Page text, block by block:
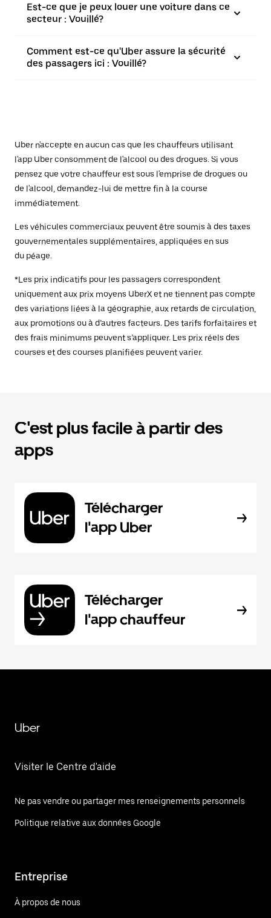
Est-ce que je peux louer une voiture dans ce
secteur : Vouillé?
Comment est-ce qu'Uber assure la sécurité
des passagers ici : Vouillé?
Uber n'accepte en aucun cas que les chauffeurs utilisant
l'app Uber consomment de l'alcool ou des drogues. Si vous
pensez que votre chauffeur est sous l'emprise de drogues ou
de l'alcool, demandez-lui de mettre fin à la course
immédiatement.
Les véhicules commerciaux peuvent être soumis à des taxes
gouvernementales supplémentaires, appliquées en sus
du péage.
*Les prix indicatifs pour les passagers correspondent
uniquement aux prix moyens UberX et ne tiennent pas compte
des variations liées à la géographie, aux retards de circulation,
aux promotions ou à d’autres facteurs. Des tarifs forfaitaires et
des frais minimums peuvent s’appliquer. Les prix réels des
courses et des courses planifiées peuvent varier.
C'est plus facile à partir des
apps
Télécharger
l'app Uber
Télécharger
l'app chauffeur
Uber
Visiter le Centre d'aide
Ne pas vendre ou partager mes renseignements personnels
Politique relative aux données Google
Entreprise
À propos de nous